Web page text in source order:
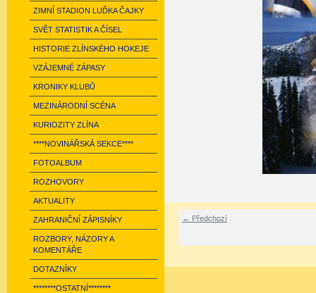
ZIMNÍ STADION LUĎKA ČAJKY
SVĚT STATISTIK A ČÍSEL
HISTORIE ZLÍNSKÉHO HOKEJE
VZÁJEMNÉ ZÁPASY
KRONIKY KLUBŮ
MEZINÁRODNÍ SCÉNA
KURIOZITY ZLÍNA
****NOVINÁŘSKÁ SEKCE****
FOTOALBUM
ROZHOVORY
AKTUALITY
ZAHRANIČNÍ ZÁPISNÍKY
ROZBORY, NÁZORY A
KOMENTÁŘE
DOTAZNÍKY
********OSTATNÍ********
← Předchozí